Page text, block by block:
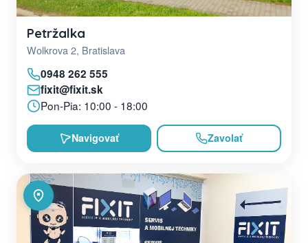
Petržalka
Wolkrova 2, Bratislava
0948 262 555
fixit@fixit.sk
Pon-Pia: 10:00 - 18:00
Navigovať Zavolať